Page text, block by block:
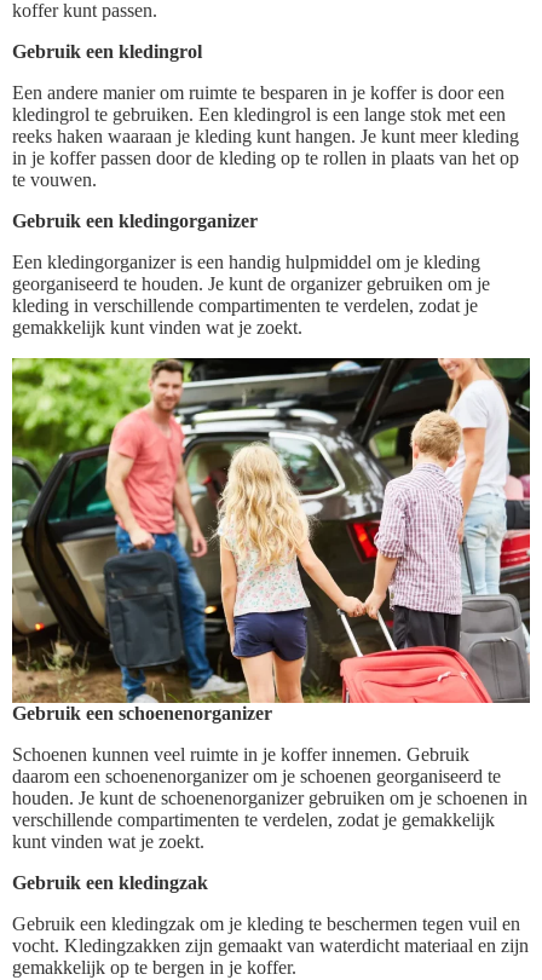
koffer kunt passen.
Gebruik een kledingrol
Een andere manier om ruimte te besparen in je koffer is door een
kledingrol te gebruiken. Een kledingrol is een lange stok met een
reeks haken waaraan je kleding kunt hangen. Je kunt meer kleding
in je koffer passen door de kleding op te rollen in plaats van het op
te vouwen.
Gebruik een kledingorganizer
Een kledingorganizer is een handig hulpmiddel om je kleding
georganiseerd te houden. Je kunt de organizer gebruiken om je
kleding in verschillende compartimenten te verdelen, zodat je
gemakkelijk kunt vinden wat je zoekt.
Gebruik een schoenenorganizer
Schoenen kunnen veel ruimte in je koffer innemen. Gebruik
daarom een schoenenorganizer om je schoenen georganiseerd te
houden. Je kunt de schoenenorganizer gebruiken om je schoenen in
verschillende compartimenten te verdelen, zodat je gemakkelijk
kunt vinden wat je zoekt.
Gebruik een kledingzak
Gebruik een kledingzak om je kleding te beschermen tegen vuil en
vocht. Kledingzakken zijn gemaakt van waterdicht materiaal en zijn
gemakkelijk op te bergen in je koffer.